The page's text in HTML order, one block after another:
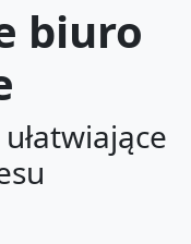
biuro